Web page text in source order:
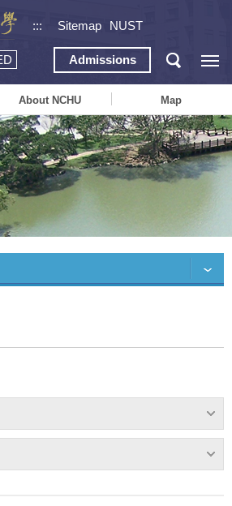
::: Sitemap NUST
Admissions
About NCHU Map